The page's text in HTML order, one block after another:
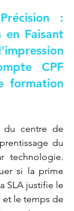
:
en Faisant
CPF
formation
du centre de
technologie.
si la prime
SLA justifie le
et le temps de